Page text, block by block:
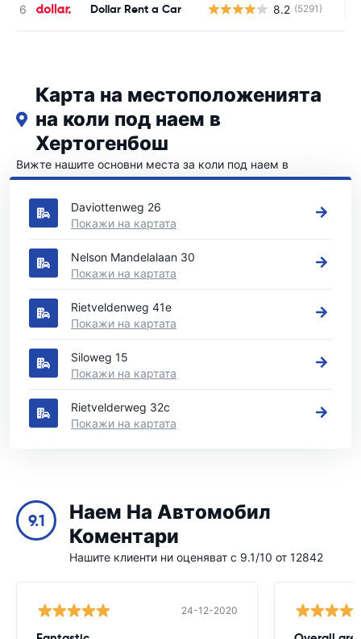
Dollar Rent a Car 8.2 (5291)
Карта на местоположенията
на коли под наем в
Хертогенбош
Вижте нашите основни места за коли под наем в
Хертогенбош
Daviottenweg 26
Покажи на картата
Nelson Mandelalaan 30
Покажи на картата
Rietveldenweg 41e
Покажи на картата
Siloweg 15
Покажи на картата
Rietvelderweg 32c
Покажи на картата
9.1
Наем На Автомобил
Коментари
Нашите клиенти ни оценяват с 9.1/10 от 12842
24-12-2020